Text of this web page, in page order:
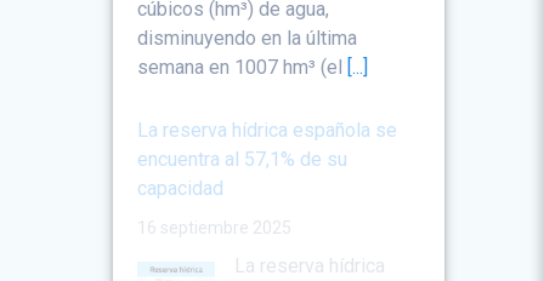
cúbicos (hm³) de agua,
disminuyendo en la última
semana en 1007 hm³ (el [...]
La reserva hídrica española se
encuentra al 57,1% de su
capacidad
16 septiembre 2025
La reserva hídrica